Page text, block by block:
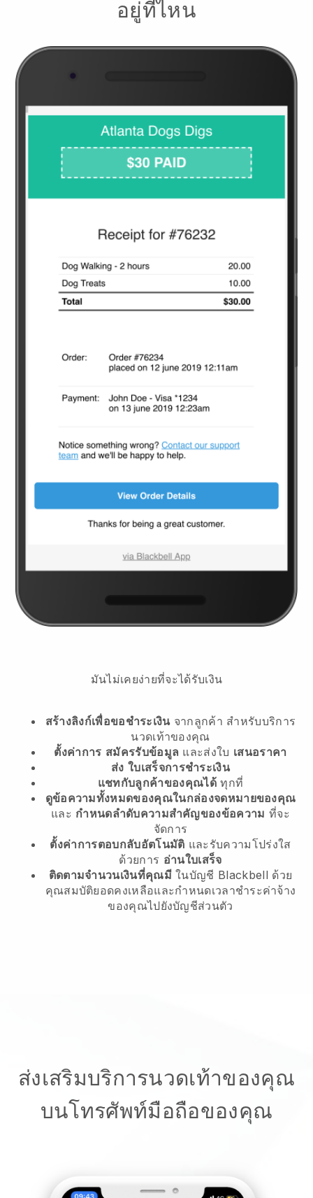
อยู่ที่ไหน
มันไม่เคยง่ายที่จะได้รับเงิน
สร้างลิงก์เพื่อขอชำระเงินจากลูกค้า สำหรับบริการ
นวดเท้าของคุณ
ตั้งค่าการ สมัครรับข้อมูล และส่งใบ เสนอราคา
ส่ง ใบเสร็จการชำระเงิน
แชทกับลูกค้าของคุณได้ทุกที่
ดูข้อความทั้งหมดของคุณในกล่องจดหมายของคุณ
และ กำหนดลำดับความสำคัญของข้อความ ที่จะ
จัดการ
ตั้งค่าการตอบกลับอัตโนมัติ และรับความโปร่งใส
ด้วยการ อ่านใบเสร็จ
ติดตามจำนวนเงินที่คุณมีในบัญชี Blackbell ด้วย
คุณสมบัติยอดคงเหลือและกำหนดเวลาชำระค่าจ้าง
ของคุณไปยังบัญชีส่วนตัว
ส่งเสริมบริการนวดเท้าของคุณ
บนโทรศัพท์มือถือของคุณ